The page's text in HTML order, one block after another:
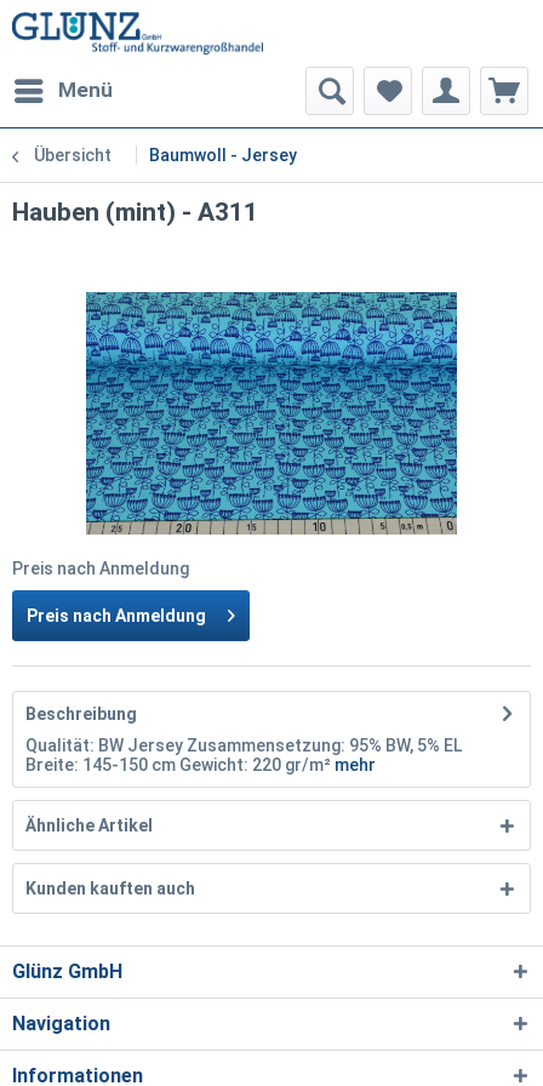
Menü
Übersicht Baumwoll - Jersey
Hauben (mint) - A311
Preis nach Anmeldung
Preis nach Anmeldung
Beschreibung
Qualität: BW Jersey Zusammensetzung: 95% BW, 5% EL
Breite: 145-150 cm Gewicht: 220 gr/m² mehr
Ähnliche Artikel
Kunden kauften auch
Glünz GmbH
Navigation
Informationen